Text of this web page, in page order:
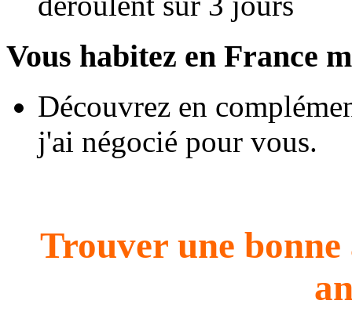
Vous habitez en France
Découvrez en
j'ai négocié pour vous.
Trouver une